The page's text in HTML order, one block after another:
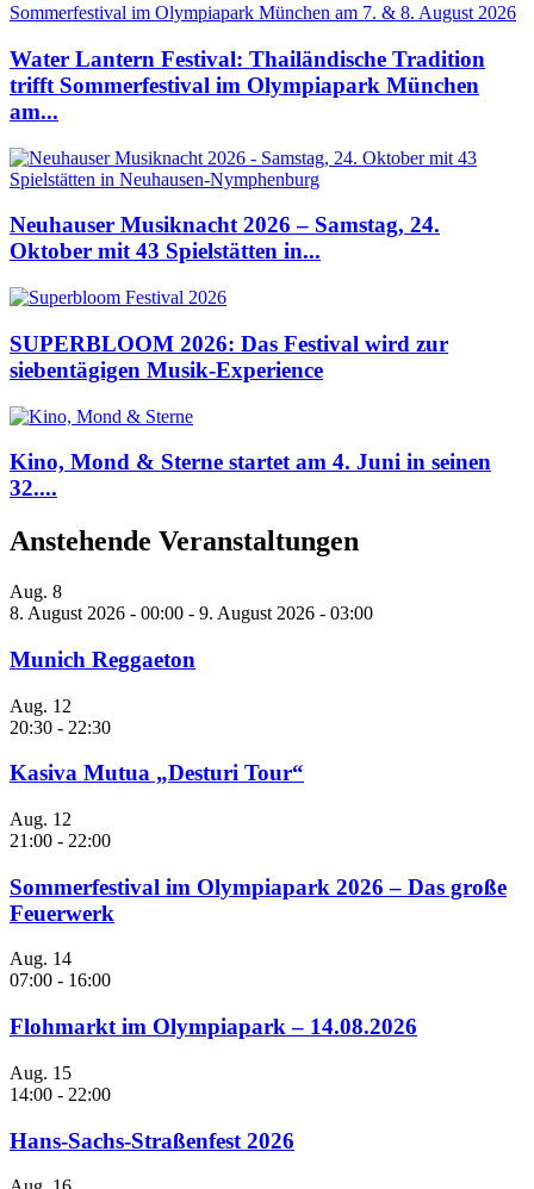
Water Lantern Festival: Thailändische Tradition
trifft Sommerfestival im Olympiapark München
am...
Neuhauser Musiknacht 2026 – Samstag, 24.
Oktober mit 43 Spielstätten in...
SUPERBLOOM 2026: Das Festival wird zur
siebentägigen Musik-Experience
Kino, Mond & Sterne startet am 4. Juni in seinen
32....
Anstehende Veranstaltungen
Aug. 8
8. August 2026 - 00:00 - 9. August 2026 - 03:00
Munich Reggaeton
Aug. 12
20:30 - 22:30
Kasiva Mutua „Desturi Tour“
Aug. 12
21:00 - 22:00
Sommerfestival im Olympiapark 2026 – Das große
Feuerwerk
Aug. 14
07:00 - 16:00
Flohmarkt im Olympiapark – 14.08.2026
Aug. 15
14:00 - 22:00
Hans-Sachs-Straßenfest 2026